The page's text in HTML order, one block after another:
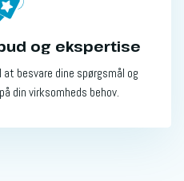
og ekspertise
besvare dine spørgsmål og
din virksomheds behov.